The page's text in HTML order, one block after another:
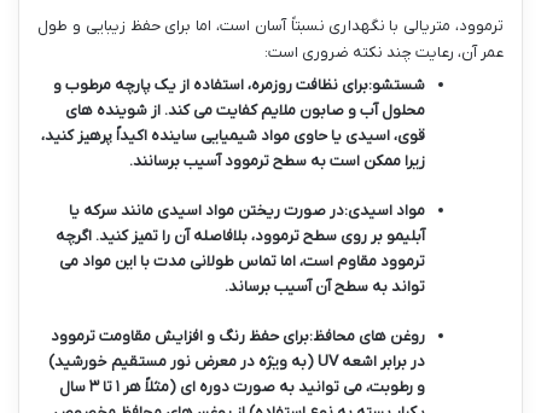
ترموود، متریالی با نگهداری نسبتاً آسان است، اما برای حفظ زیبایی و طول
عمر آن، رعایت چند نکته ضروری است:
شستشو:برای نظافت روزمره، استفاده از یک پارچه مرطوب و
محلول آب و صابون ملایم کفایت می کند. از شوینده های
قوی، اسیدی یا حاوی مواد شیمیایی ساینده اکیداً پرهیز کنید،
زیرا ممکن است به سطح ترموود آسیب برسانند.
مواد اسیدی:در صورت ریختن مواد اسیدی مانند سرکه یا
آبلیمو بر روی سطح ترموود، بلافاصله آن را تمیز کنید. اگرچه
ترموود مقاوم است، اما تماس طولانی مدت با این مواد می
تواند به سطح آن آسیب برساند.
روغن های محافظ:برای حفظ رنگ و افزایش مقاومت ترموود
در برابر اشعه UV (به ویژه در معرض نور مستقیم خورشید)
و رطوبت، می توانید به صورت دوره ای (مثلاً هر ۱ تا ۳ سال